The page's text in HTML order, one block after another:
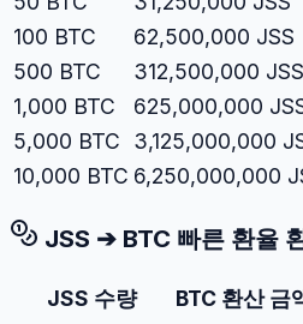
100 BTC 62,500,000 JSS
500 BTC 312,500,000 JSS
1,000 BTC 625,000,000
5,000 BTC 3,125,000,000
10,000 BTC 6,250,000,000
JSS ➔ BTC 빠른 환율
JSS 수량 BTC 환산 금